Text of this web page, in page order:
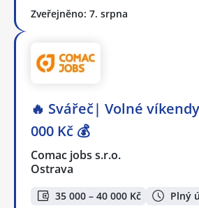
Zveřejněno: 7. srpna
🔥 Svářeč| Volné
000 Kč 💰
Comac jobs s.r.o.
Ostrava
35 000 – 40 000 Kč Plný